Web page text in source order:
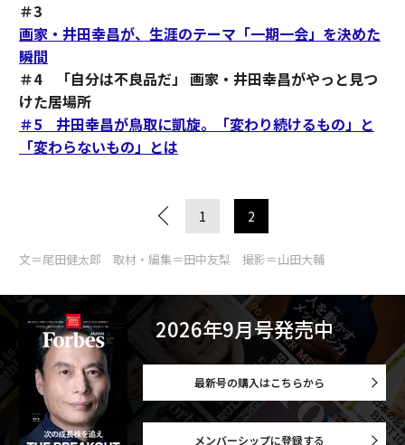
＃3
画家・井田幸昌が、生涯のテーマ「一期一会」を決めた
瞬間
＃4 「自分は不良品だ」 画家・井田幸昌がやっと見つ
けた居場所
＃5 井田幸昌が鳥取に凱旋。「変わり続けるもの」と
「変わらないもの」とは
1 2
文＝尾田健太郎 取材・編集＝田中友梨 撮影＝山田大輔
2026年9月号発売中
最新号の購入はこちらから
メンバーシップに登録する